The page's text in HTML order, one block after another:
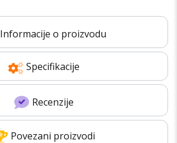
Informacije o proizvodu
Specifikacije
Recenzije
Povezani proizvodi